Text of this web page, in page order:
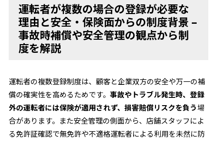
運転者が複数の場合の登録が必要な
理由と安全・保険面からの制度背景 –
事故時補償や安全管理の観点から制
度を解説
運転者の複数登録制度は、顧客と企業双方の安全や万一の補
償の確実性を高めるためです。事故やトラブル発生時、登録
外の運転者には保険が適用されず、損害賠償リスクを負う場
合があります。また安全管理の側面から、店舗スタッフによ
る免許証確認で無免許や不適格運転者による利用を未然に防